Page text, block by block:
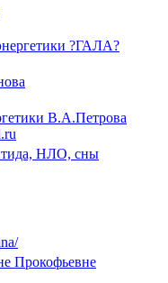
?ГАЛА?
В.А.Петрова
НЛО, сны
Прокофьевне